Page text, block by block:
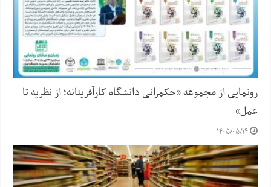
رونمایی از مجموعه «حکمرانی دانشگاه کارآفرینانه؛ از نظریه تا
عمل»
۱۴۰۵/۰۵/۱۴